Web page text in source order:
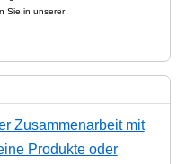
Sie in unserer
Zusammenarbeit mit
Produkte oder